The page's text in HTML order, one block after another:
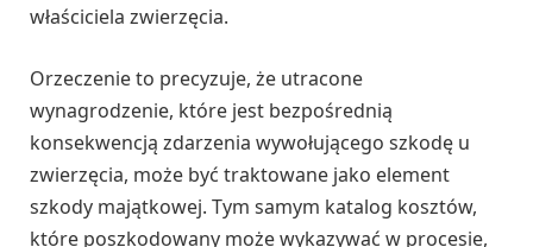
właściciela zwierzęcia.
Orzeczenie to precyzuje, że utracone
wynagrodzenie, które jest bezpośrednią
konsekwencją zdarzenia wywołującego szkodę u
zwierzęcia, może być traktowane jako element
szkody majątkowej. Tym samym katalog kosztów,
które poszkodowany może wykazywać w procesie,